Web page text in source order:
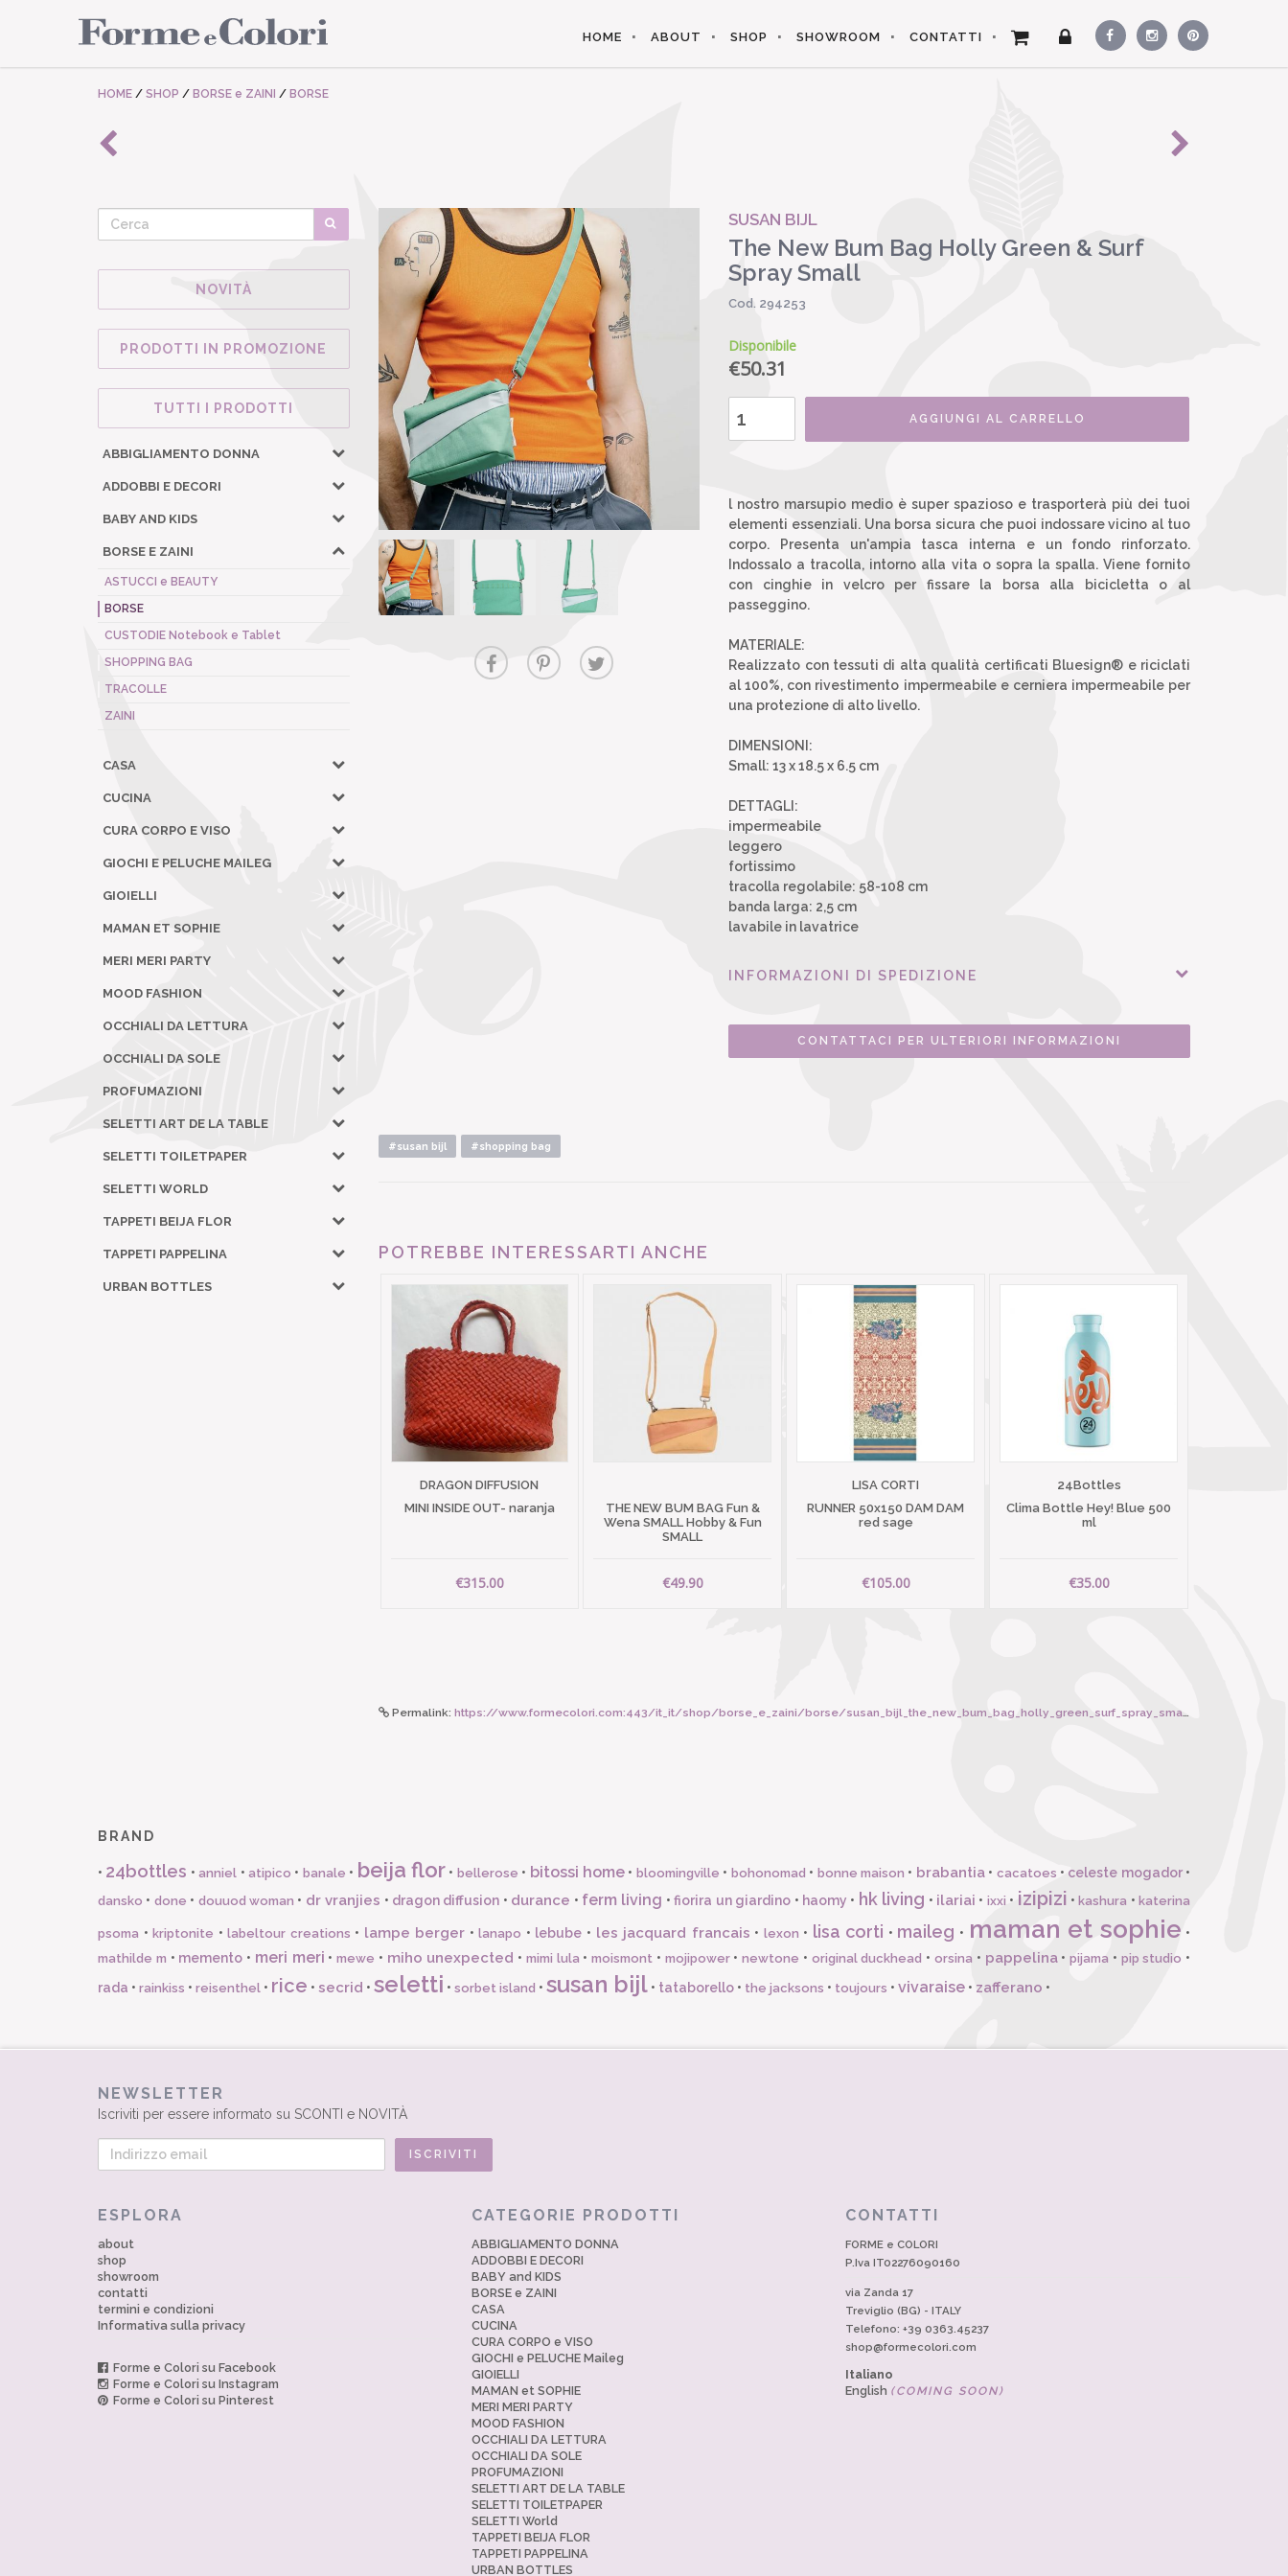
HOME ABOUT SHOP SHOWROOM CONTATTI
HOME / SHOP / BORSE e ZAINI / BORSE
NOVITÀ
PRODOTTI IN PROMOZIONE
TUTTI I PRODOTTI
ABBIGLIAMENTO DONNA
ADDOBBI E DECORI
BABY AND KIDS
BORSE E ZAINI
ASTUCCI e BEAUTY
BORSE
CUSTODIE Notebook e Tablet
SHOPPING BAG
TRACOLLE
ZAINI
CASA
CUCINA
CURA CORPO E VISO
GIOCHI E PELUCHE MAILEG
GIOIELLI
MAMAN ET SOPHIE
MERI MERI PARTY
MOOD FASHION
OCCHIALI DA LETTURA
OCCHIALI DA SOLE
PROFUMAZIONI
SELETTI ART DE LA TABLE
SELETTI TOILETPAPER
SELETTI WORLD
TAPPETI BEIJA FLOR
TAPPETI PAPPELINA
URBAN BOTTLES
SUSAN BIJL
The New Bum Bag Holly Green & Surf
Spray Small
Cod. 294253
Disponibile
€50.31
AGGIUNGI AL CARRELLO
l nostro marsupio medio è super spazioso e trasporterà più dei tuoi
elementi essenziali. Una borsa sicura che puoi indossare vicino al tuo
corpo. Presenta un'ampia tasca interna e un fondo rinforzato.
Indossalo a tracolla, intorno alla vita o sopra la spalla. Viene fornito
con cinghie in velcro per fissare la borsa alla bicicletta o al
passeggino.
MATERIALE:
Realizzato con tessuti di alta qualità certificati Bluesign® e riciclati
al 100%, con rivestimento impermeabile e cerniera impermeabile per
una protezione di alto livello.
DIMENSIONI:
Small: 13 x 18.5 x 6.5 cm
DETTAGLI:
impermeabile
leggero
fortissimo
tracolla regolabile: 58-108 cm
banda larga: 2,5 cm
lavabile in lavatrice
INFORMAZIONI DI SPEDIZIONE
CONTATTACI PER ULTERIORI INFORMAZIONI
#susan bijl #shopping bag
POTREBBE INTERESSARTI ANCHE
DRAGON DIFFUSION
MINI INSIDE OUT- naranja
€315.00
THE NEW BUM BAG Fun &
Wena SMALL Hobby & Fun
SMALL
€49.90
LISA CORTI
RUNNER 50x150 DAM DAM
red sage
€105.00
24Bottles
Clima Bottle Hey! Blue 500
ml
€35.00
Permalink: https://www.formecolori.com:443/it_it/shop/borse_e_zaini/borse/susan_bijl_the_new_bum_bag_holly_green_surf_spray_small/6422
BRAND
• 24bottles •anniel •atipico • banale • beija flor • bellerose • bitossi home • bloomingville • bohonomad • bonne maison • brabantia• cacatoes • celeste mogador•
dansko • done • douuod woman • dr vranjies • dragon diffusion • durance • ferm living •fiorira un giardino • haomy • hk living • ilariai • ixxi • izipizi •kashura •katerina
psoma •kriptonite •labeltour creations • lampe berger •lanapo • lebube • les jacquard francais • lexon • lisa corti • maileg • maman et sophie •
mathilde m • memento • meri meri •mewe • miho unexpected • mimi lula •moismont • mojipower•newtone • original duckhead • orsina • pappelina•pijama • pip studio •
rada • rainkiss • reisenthel • rice • secrid • seletti • sorbet island • susan bijl • tataborello • the jacksons • toujours • vivaraise • zafferano •
NEWSLETTER
Iscriviti per essere informato su SCONTI e NOVITÀ
ESPLORA
about
shop
showroom
contatti
termini e condizioni
Informativa sulla privacy
Forme e Colori su Facebook
Forme e Colori su Instagram
Forme e Colori su Pinterest
CATEGORIE PRODOTTI
ABBIGLIAMENTO DONNA
ADDOBBI E DECORI
BABY and KIDS
BORSE e ZAINI
CASA
CUCINA
CURA CORPO e VISO
GIOCHI e PELUCHE Maileg
GIOIELLI
MAMAN et SOPHIE
MERI MERI PARTY
MOOD FASHION
OCCHIALI DA LETTURA
OCCHIALI DA SOLE
PROFUMAZIONI
SELETTI ART DE LA TABLE
SELETTI TOILETPAPER
SELETTI World
TAPPETI BEIJA FLOR
TAPPETI PAPPELINA
URBAN BOTTLES
CONTATTI
FORME e COLORI
P.Iva IT02276090160
via Zanda 17
Treviglio (BG) - ITALY
Telefono: +39 0363.45237
shop@formecolori.com
Italiano
English (COMING SOON)